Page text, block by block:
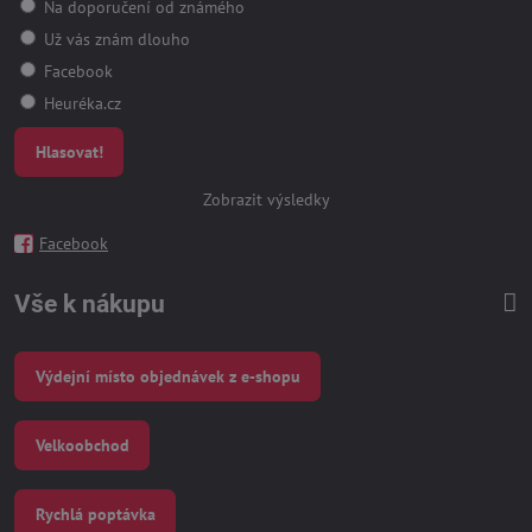
Na doporučení od známého
Už vás znám dlouho
Facebook
Heuréka.cz
Hlasovat!
Zobrazit výsledky
Facebook
Vše k nákupu
Výdejní místo objednávek z e-shopu
Velkoobchod
Rychlá poptávka